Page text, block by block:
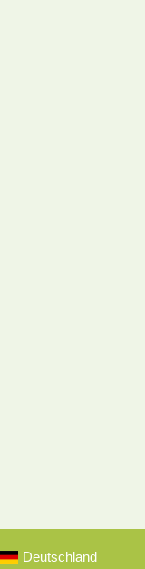
Deutschland